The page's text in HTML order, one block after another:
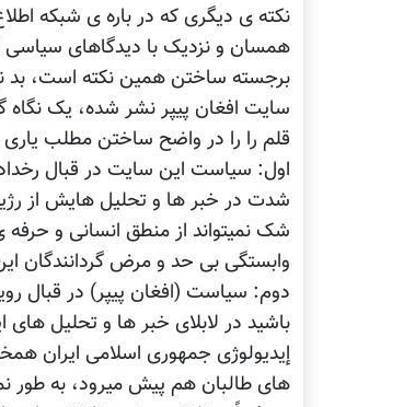
نکته ی دیگری که در باره ی شبکه
همسان و نزدیک با دیدگاهای
برجسته ساختن همین نکته است، بد
سایت افغان پیپر نشر شده، یک
قلم را را در واضح ساختن مطلب یاری
اول: سیاست این سایت در قبال
شدت در خبر ها و تحلیل هایش از
شک نمیتواند از منطق انسانی و حرفه
وابستگی بی حد و مرض گردانندگان
دوم: سیاست (افغان پیپر) در قبال
باشید در لابلای خبر ها و تحلیل
إیدیولوژی جمهوری اسلامی ایران
های طالبان هم پیش میرود، به طور